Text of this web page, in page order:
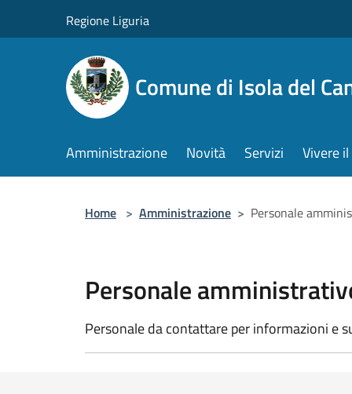
Regione Liguria
Comune di Isola del
Amministrazione Novità Servizi Vivere
Home > Amministrazione > Personale
Personale
Personale da contattare per informazioni e